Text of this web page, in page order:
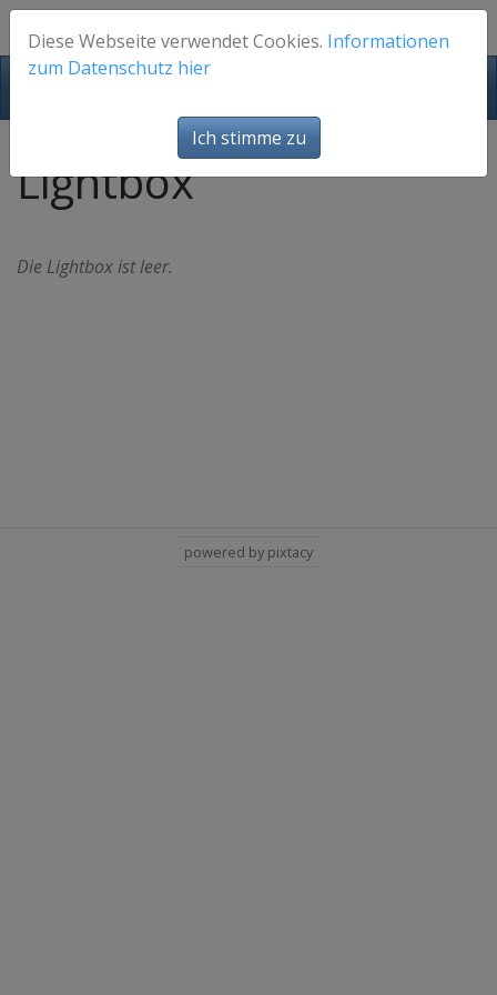
Lightbox
Die Lightbox ist leer.
Diese Webseite verwendet Cookies. Informationen
zum Datenschutz hier
Ich stimme zu
powered by pixtacy